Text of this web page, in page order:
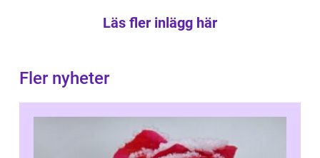
Läs fler inlägg här
Fler nyheter